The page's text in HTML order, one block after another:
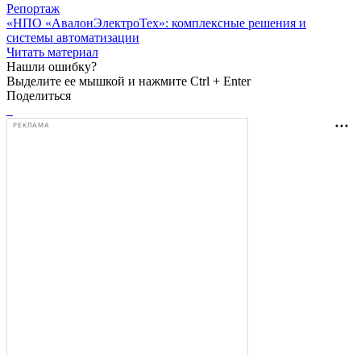
Репортаж
«НПО «АвалонЭлектроТех»: комплексные решения и
системы автоматизации
Читать материал
Нашли ошибку?
Выделите ее мышкой и нажмите Ctrl + Enter
Поделиться
РЕКЛАМА